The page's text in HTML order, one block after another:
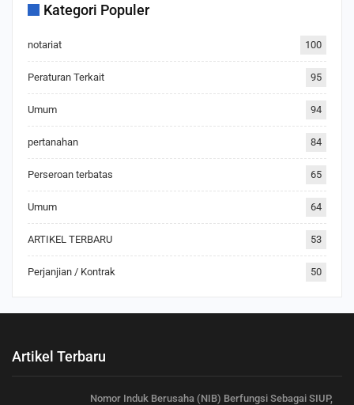
Kategori Populer
notariat 100
Peraturan Terkait 95
Umum 94
pertanahan 84
Perseroan terbatas 65
Umum 64
ARTIKEL TERBARU 53
Perjanjian / Kontrak 50
Artikel Terbaru
Nomor Induk Berusaha (NIB) Berfungsi Sebagai SIUP,